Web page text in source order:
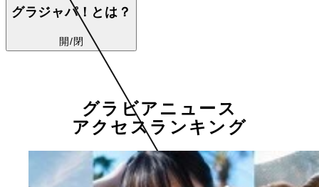
グラジャパ！とは？
開/閉
グラビアニュース
アクセスランキング